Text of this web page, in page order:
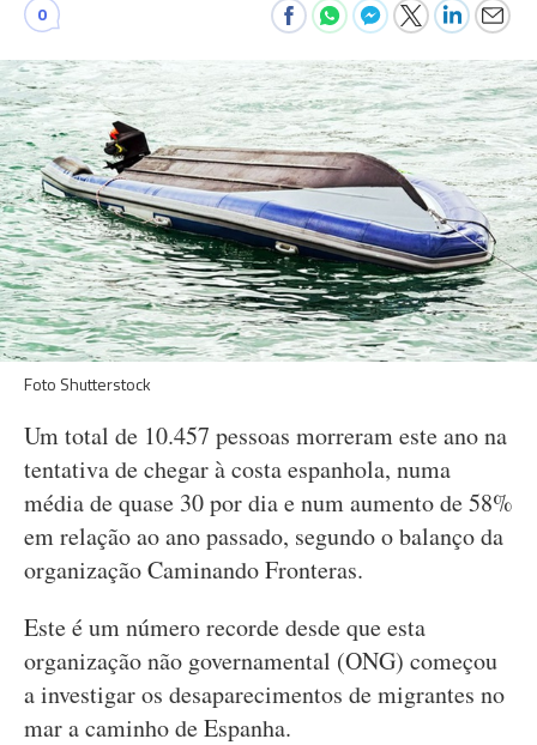
0
Foto Shutterstock
Um total de 10.457 pessoas morreram este ano na
tentativa de chegar à costa espanhola, numa
média de quase 30 por dia e num aumento de 58%
em relação ao ano passado, segundo o balanço da
organização Caminando Fronteras.
Este é um número recorde desde que esta
organização não governamental (ONG) começou
a investigar os desaparecimentos de migrantes no
mar a caminho de Espanha.